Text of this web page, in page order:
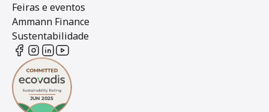
Feiras e eventos
Ammann Finance
Sustentabilidade